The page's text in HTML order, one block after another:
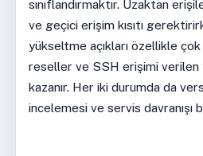
sınıflandırmaktır. Uzaktan
ve geçici erişim kısıtı
yükseltme açıkları özellikle çok
reseller ve SSH erişimi verilen
kazanır. Her iki durumda da
incelemesi ve servis davranışı